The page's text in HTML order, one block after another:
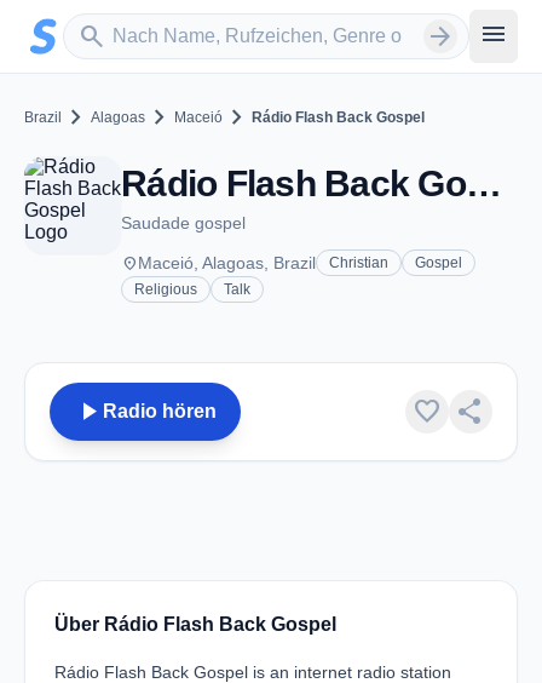
Zum Hauptinhalt springen
search
Sender suchen arrow_forward menu
Brazil chevron_right Alagoas chevron_right Maceió chevron_right Rádio Flash Back Gospel
Rádio Flash Back Gospel - Maceió
Saudade gospel
placeMaceió, Alagoas, Brazil Christian
Gospel
Religious
Talk
play_arrow Radio hören favorite share
Über Rádio Flash Back Gospel
Rádio Flash Back Gospel is an internet radio station